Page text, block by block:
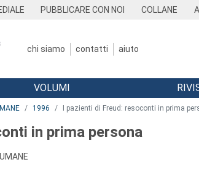
PUBBLICARE CON NOI COLLANE
chi siamo contatti aiuto
VOLUMI
1996 I pazienti di Freud: resoconti in prima
in prima persona